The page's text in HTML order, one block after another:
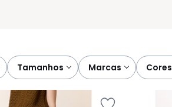
tamanhos marcas cores